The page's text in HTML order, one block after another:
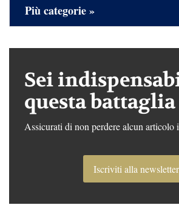
Più categorie »
Sei
questa battaglia
Assicurati di non perdere alcun articolo
Iscriviti alla newsletter